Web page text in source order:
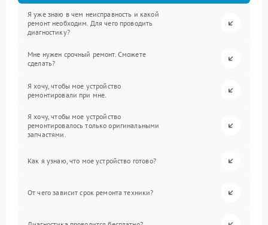
Я уже знаю в чем неисправность и какой
ремонт необходим. Для чего проводить
диагностику?
Мне нужен срочный ремонт. Сможете
сделать?
Я хочу, чтобы мое устройство
ремонтировали при мне.
Я хочу, чтобы мое устройство
ремонтировалось только оригинальными
запчастями.
Как я узнаю, что мое устройство готово?
От чего зависит срок ремонта техники?